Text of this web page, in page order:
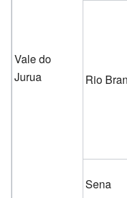
Vale do
Jurua
Rio
Sena